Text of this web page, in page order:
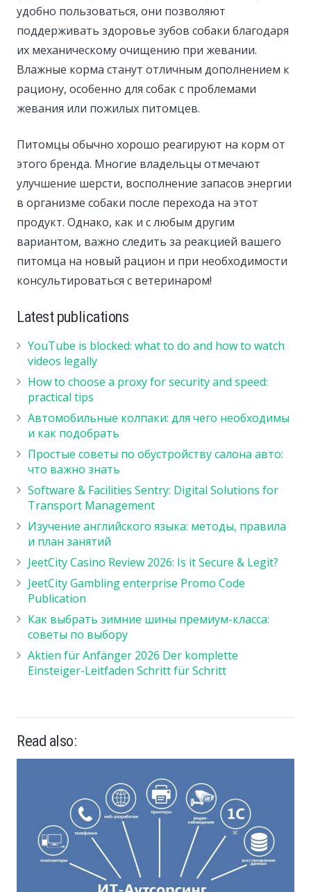
удобно пользоваться, они позволяют
поддерживать здоровье зубов собаки благодаря
их механическому очищению при жевании.
Влажные корма станут отличным дополнением к
рациону, особенно для собак с проблемами
жевания или пожилых питомцев.
Питомцы обычно хорошо реагируют на корм от
этого бренда. Многие владельцы отмечают
улучшение шерсти, восполнение запасов энергии
в организме собаки после перехода на этот
продукт. Однако, как и с любым другим
вариантом, важно следить за реакцией вашего
питомца на новый рацион и при необходимости
консультироваться с ветеринаром!
Latest publications
YouTube is blocked: what to do and how to watch
videos legally
How to choose a proxy for security and speed:
practical tips
Автомобильные колпаки: для чего необходимы
и как подобрать
Простые советы по обустройству салона авто:
что важно знать
Software & Facilities Sentry: Digital Solutions for
Transport Management
Изучение английского языка: методы, правила
и план занятий
JeetCity Casino Review 2026: Is it Secure & Legit?
JeetCity Gambling enterprise Promo Code
Publication
Как выбрать зимние шины премиум-класса:
советы по выбору
Aktien für Anfänger 2026 Der komplette
Einsteiger-Leitfaden Schritt für Schritt
Read also: